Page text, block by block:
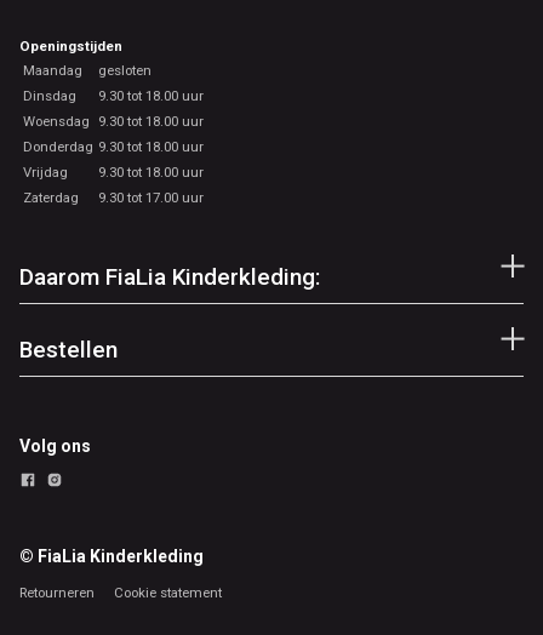
Openingstijden
Maandag
gesloten
Dinsdag
9.30 tot 18.00 uur
Woensdag
9.30 tot 18.00 uur
Donderdag 9.30 tot 18.00 uur
Vrijdag
9.30 tot 18.00 uur
Zaterdag
9.30 tot 17.00 uur
Daarom FiaLia Kinderkleding:
Bestellen
Volg ons
© FiaLia Kinderkleding
Retourneren Cookie statement